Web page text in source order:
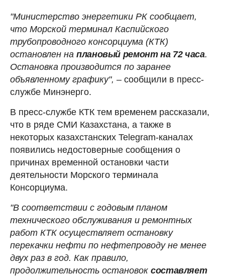
"Министерство энергетики РК сообщает,
что Морской терминал Каспийского
трубопроводного консорциума (КТК)
остановлен на плановый ремонт на 72 часа.
Остановка производится по заранее
объявленному графику", – сообщили в пресс-
службе Минэнерго.
В пресс-службе КТК тем временем рассказали,
что в ряде СМИ Казахстана, а также в
некоторых казахстанских Telegram-каналах
появились недостоверные сообщения о
причинах временной остановки части
деятельности Морского терминала
Консорциума.
"В соответствии с годовым планом
технического обслуживания и ремонтных
работ КТК осуществляет остановку
перекачки нефти по нефтепроводу не менее
двух раз в год. Как правило,
продолжительность остановок составляет